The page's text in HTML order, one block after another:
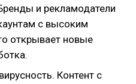
и рекламодатели
с высоким
открывает новые
Контент с